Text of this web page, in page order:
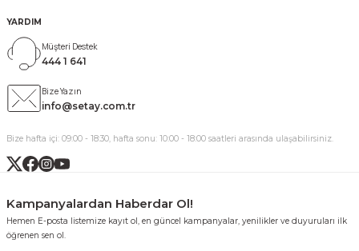
YARDIM
Müşteri Destek
444 1 641
Bize Yazın
info@setay.com.tr
Bize hafta içi: 09:00 - 18:30, hafta sonu: 10:00 - 18:00 saatleri arasında ulaşabilirsiniz.
Kampanyalardan Haberdar Ol!
Hemen E-posta listemize kayıt ol, en güncel kampanyalar, yenilikler ve duyuruları ilk
öğrenen sen ol.